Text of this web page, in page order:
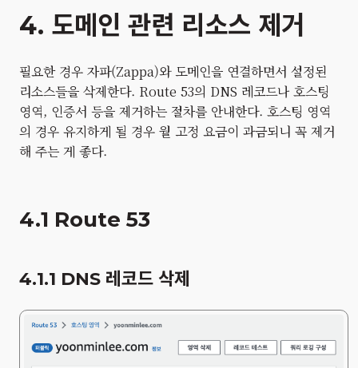
4. 도메인 관련 리소스 제거
필요한 경우 자파(Zappa)와 도메인을 연결하면서 설정된
리소스들을 삭제한다. Route 53의 DNS 레코드나 호스팅
영역, 인증서 등을 제거하는 절차를 안내한다. 호스팅 영역
의 경우 유지하게 될 경우 월 고정 요금이 과금되니 꼭 제거
해 주는 게 좋다.
4.1 Route 53
4.1.1 DNS 레코드 삭제